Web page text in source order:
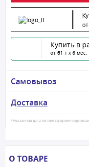
от
Купить в
от 61 ₸ x 6 мес.
Самовывоз
Доставка
*Указанная дата является
О ТОВАРЕ